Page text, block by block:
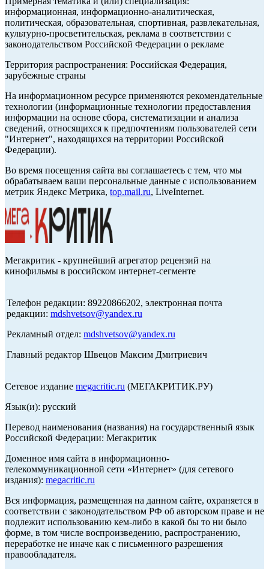
информационная, информационно-аналитическая,
политическая, образовательная, спортивная, развлекательная,
культурно-просветительская, реклама в соответствии с
законодательством Российской Федерации о рекламе
Территория распространения: Российская Федерация,
зарубежные страны
На информационном ресурсе применяются рекомендательные
технологии (информационные технологии предоставления
информации на основе сбора, систематизации и анализа
сведений, относящихся к предпочтениям пользователей сети
"Интернет", находящихся на территории Российской
Федерации).
Во время посещения сайта вы соглашаетесь с тем, что мы
обрабатываем ваши персональные данные с использованием
метрик Яндекс Метрика, top.mail.ru, LiveInternet.
Мегакритик - крупнейший агрегатор рецензий на
кинофильмы в российском интернет-сегменте
Телефон редакции: 89220866202, электронная почта
редакции: mdshvetsov@yandex.ru
Рекламный отдел: mdshvetsov@yandex.ru
Главный редактор Швецов Максим Дмитриевич
Сетевое издание megacritic.ru (МЕГАКРИТИК.РУ)
Язык(и): русский
Перевод наименования (названия) на государственный язык
Российской Федерации: Мегакритик
Доменное имя сайта в информационно-
телекоммуникационной сети «Интернет» (для сетевого
издания): megacritic.ru
Вся информация, размещенная на данном сайте, охраняется в
соответствии с законодательством РФ об авторском праве и не
подлежит использованию кем-либо в какой бы то ни было
форме, в том числе воспроизведению, распространению,
переработке не иначе как с письменного разрешения
правообладателя.